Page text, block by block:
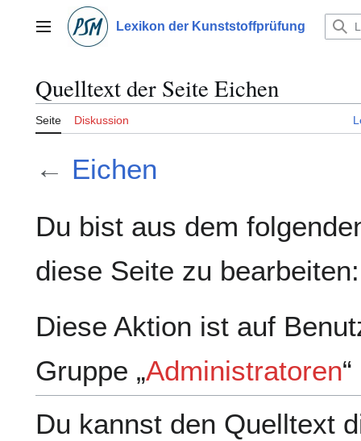
springenHauptmenü Lexikon der Kunststoffprüfung
Quelltext der Seite Eichen
Seite Diskussion
← Eichen
Du bist aus dem
diese Seite zu bearbeiten:
Diese Aktion ist auf
Gruppe „Administratoren
Du kannst den Quelltext